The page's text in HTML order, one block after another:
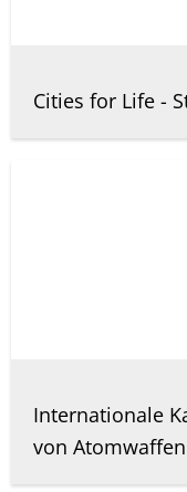
Cities for Life -
Internationale
von Atomwaffen